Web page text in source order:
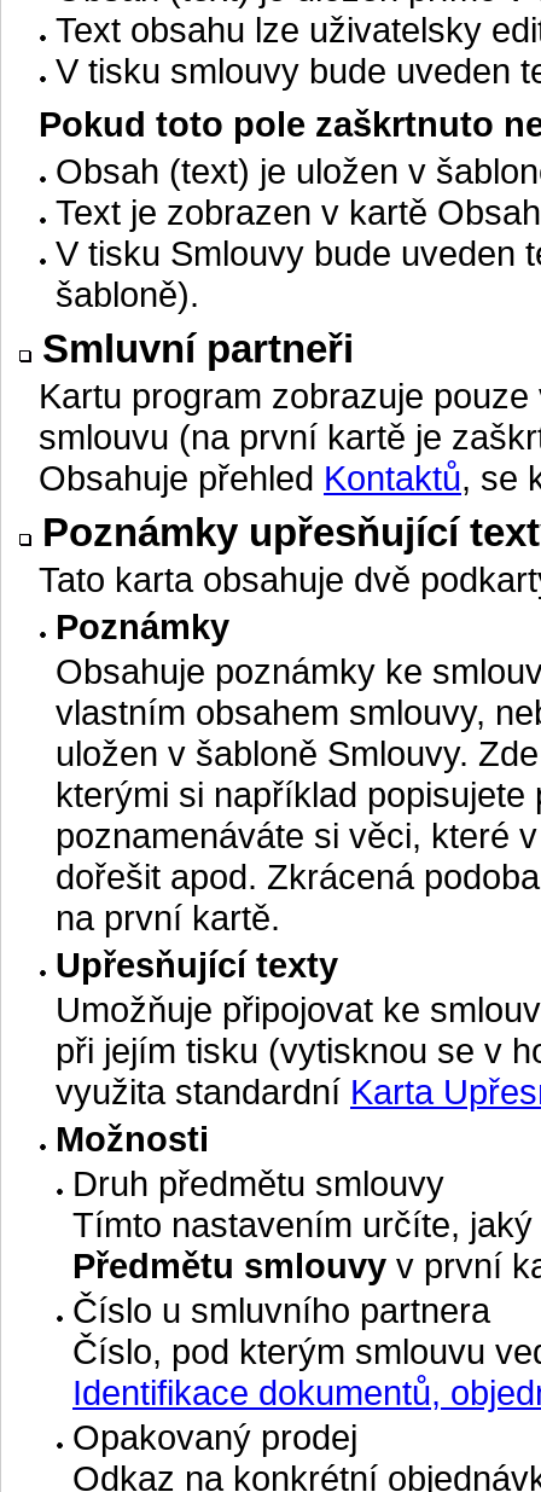
Text obsahu lze uživatelsky
V tisku smlouvy bude uveden
Pokud toto pole zaškrtnuto
Obsah (text) je uložen v
Text je zobrazen v kartě
V tisku Smlouvy bude uveden
šabloně).
Smluvní partneři
Kartu program zobrazuje
smlouvu (na první kartě je
Obsahuje přehled Kontaktů, se
Poznámky upřesňující
Tato karta obsahuje dvě
Poznámky
Obsahuje poznámky ke
vlastním obsahem smlouvy,
uložen v šabloně Smlouvy.
kterými si například
poznamenáváte si věci, které
dořešit apod. Zkrácená
na první kartě.
Upřesňující texty
Umožňuje připojovat ke
při jejím tisku (vytisknou se v
využita standardní Karta
Možnosti
Druh předmětu smlouvy
Tímto nastavením určíte, jaký
Předmětu smlouvy v první
Číslo u smluvního partnera
Číslo, pod kterým smlouvu
Identifikace dokumentů,
Opakovaný prodej
Odkaz na konkrétní